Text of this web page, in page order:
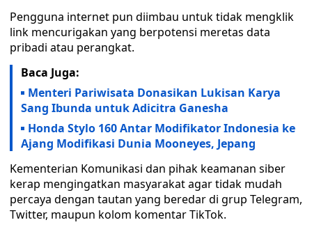
Pengguna internet pun diimbau untuk tidak mengklik
link mencurigakan yang berpotensi meretas data
pribadi atau perangkat.
Baca Juga:
Menteri Pariwisata Donasikan Lukisan Karya
Sang Ibunda untuk Adicitra Ganesha
Honda Stylo 160 Antar Modifikator Indonesia ke
Ajang Modifikasi Dunia Mooneyes, Jepang
Kementerian Komunikasi dan pihak keamanan siber
kerap mengingatkan masyarakat agar tidak mudah
percaya dengan tautan yang beredar di grup Telegram,
Twitter, maupun kolom komentar TikTok.